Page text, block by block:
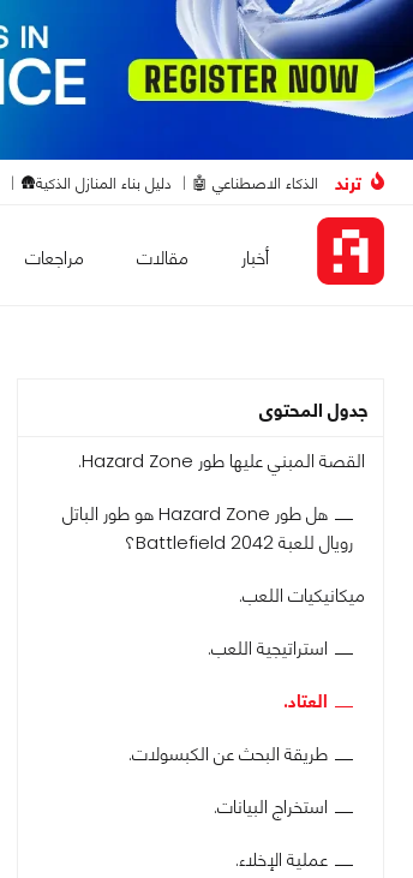
ترند الذكاء الاصطناعي 🤖 دليل بناء المنازل الذكية🛖
أخبار مقالات مراجعات
جدول المحتوى
القصة المبني عليها طور Hazard Zone.
هل طور Hazard Zone هو طور الباتل
رويال للعبة Battlefield 2042؟
ميكانيكيات اللعب.
استراتيجية اللعب.
العتاد.
طريقة البحث عن الكبسولات.
استخراج البيانات.
عملية الإخلاء.